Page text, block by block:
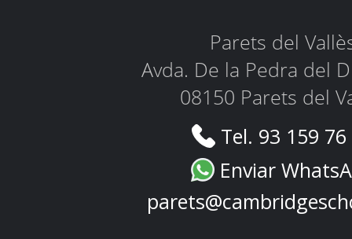
Parets del
Avda. De la Pedra del
08150 Parets del
Tel. 93 159
Enviar